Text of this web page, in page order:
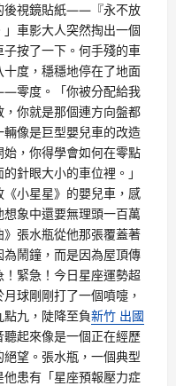
後視鏡貼紙——『永不放
車影大人突然掏出一個
按了一下。何手殘的車
度，穩穩地停在了地面
零度。「你被分配給我
你就是那個連方向盤都
像是巨型嬰兒車的改造
，你得學會如何在零點
針眼大小的車位裡。」
小星星》的嬰兒車，感
象中還要無理頭一百萬
張水瓶從他那張覆蓋著
鬧鐘，而是因為屋頂傳
緊急！今日星座運勢超
球剛剛打了一個噴嚏，
九，陡降至負新竹 出國
起來像是一個正在經歷
望。張水瓶，一個典型
患有「星座預報壓力症